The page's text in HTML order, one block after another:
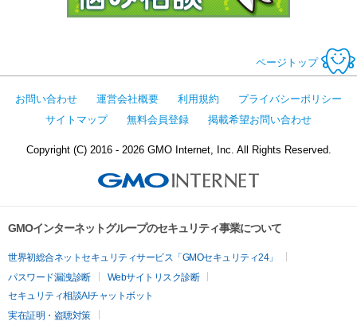
ページトップ
お問い合わせ 運営会社概要 利用規約
プライバシーポリシー
サイトマップ
無料会員登録 掲載希望お問い合わせ
Copyright (C) 2016 - 2026 GMO Internet, Inc. All Rights Reserved.
GMOインターネットグループのセキュリティ事業について
世界初総合ネットセキュリティサービス「GMOセキュリティ24」
パスワード漏洩診断
Webサイトリスク診断
セキュリティ相談AIチャットボット
実在証明・盗聴対策